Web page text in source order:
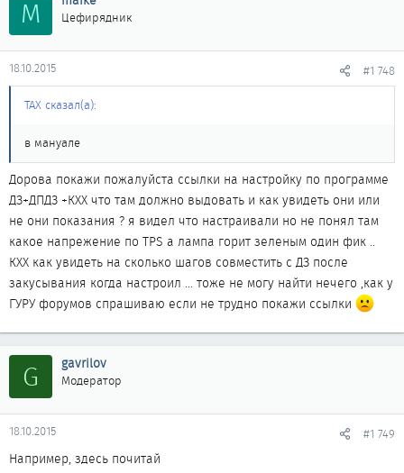
M Цефирядник
18.10.2015 #1 748
ТАХ сказал(а):
в мануале
Дорова покажи пожалуйста ссылки на настройку по программе
ДЗ+ДПДЗ +КХХ что там должно выдовать и как увидеть они или
не они показания ? я видел что настраивали но не понял там
какое напрежение по TPS а лампа горит зеленым один фик ..
КХХ как увидеть на сколько шагов совместить с ДЗ после
закусывания когда настроил ... тоже не могу найти нечего ,как у
ГУРУ форумов спрашиваю если не трудно покажи ссылки
G gavrilov
Модератор
18.10.2015 #1 749
Например, здесь почитай